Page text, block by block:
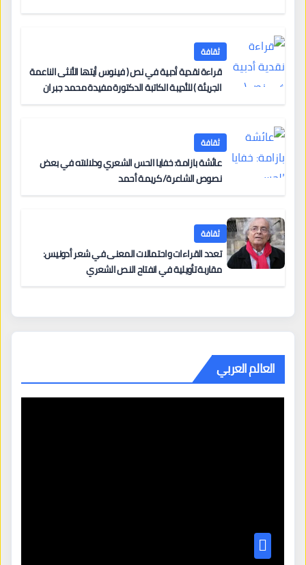
ثقافة
قراءة نقدية أدبية في نص ( فينوس أيتها الأنثى الناعمة
الجريئة ) للأديبة الكاتبة الدكتورة مفيدة محمد جبران
ثقافة
عائشة بازامة: خفايا الحس الشعري ودلالاته في بعض
نصوص الشاعرة/ كريمة أحمد
ثقافة
تعدد القراءات واحتمالات المعنى في شعر أدونيس:
مقاربة تأويلية في انفتاح النص الشعري
العالم العربي